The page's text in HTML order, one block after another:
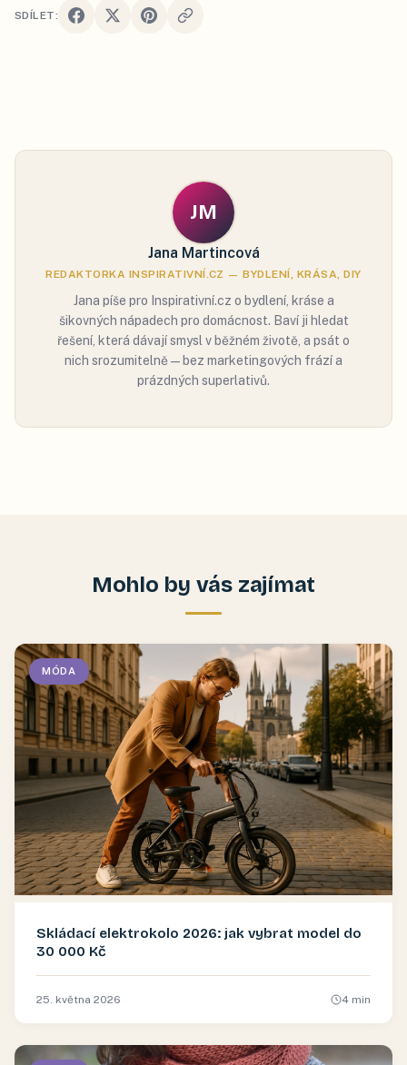
SDÍLET:
JM
Jana Martincová
REDAKTORKA INSPIRATIVNÍ.CZ — BYDLENÍ, KRÁSA, DIY
Jana píše pro Inspirativní.cz o bydlení, kráse a
šikovných nápadech pro domácnost. Baví ji hledat
řešení, která dávají smysl v běžném životě, a psát o
nich srozumitelně — bez marketingových frází a
prázdných superlativů.
Mohlo by vás zajímat
MÓDA
Skládací elektrokolo 2026: jak vybrat model do
30 000 Kč
25. května 2026 4 min